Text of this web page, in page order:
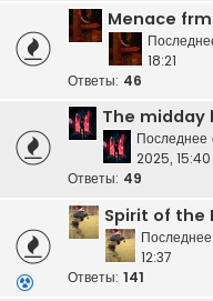
Menace
18:21
Ответы: 46
The midday
Последнее
2025, 15:40
Ответы: 49
Spirit of the
12:37
Ответы: 141